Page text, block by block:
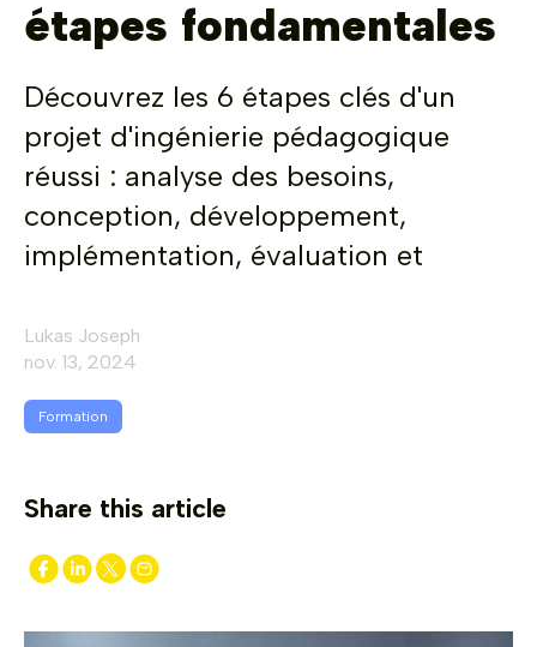
étapes fondamentales
Découvrez les 6 étapes clés d'un
projet d'ingénierie pédagogique
réussi : analyse des besoins,
conception, développement,
implémentation, évaluation et
Lukas Joseph
nov. 13, 2024
Formation
Share this article